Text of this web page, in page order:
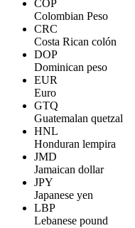
COP
Colombian Peso
CRC
Costa Rican colón
DOP
Dominican peso
EUR
Euro
GTQ
Guatemalan quetzal
HNL
Honduran lempira
JMD
Jamaican dollar
JPY
Japanese yen
LBP
Lebanese pound